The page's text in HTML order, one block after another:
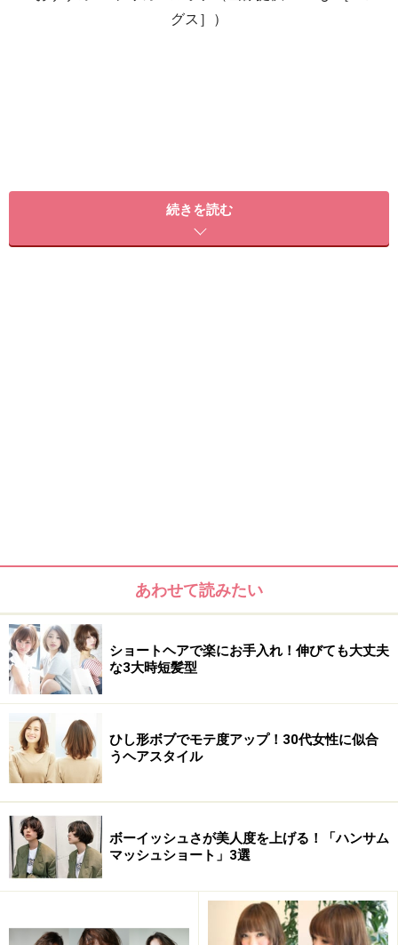
髪質：柔らかい～硬い
顔型：卵型・丸・逆三角
続きを読む
あわせて読みたい
ショートヘアで楽にお手入れ！伸びても大丈夫
な3大時短髪型
ひし形ボブでモテ度アップ！30代女性に似合
うヘアスタイル
ボーイッシュさが美人度を上げる！「ハンサム
マッシュショート」3選